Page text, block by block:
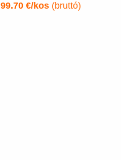
99.70 €/kos(bruttó)